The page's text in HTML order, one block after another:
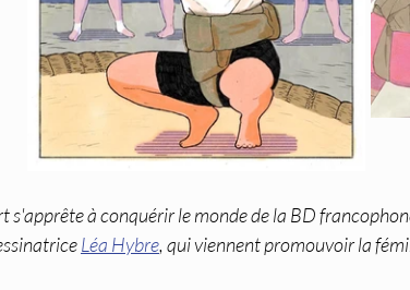
s'apprête à conquérir le monde de la BD
Léa Hybre, qui viennent promouvoir la